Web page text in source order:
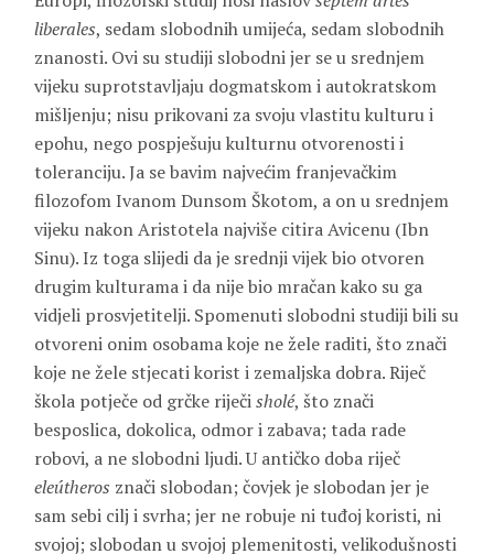
liberales, sedam slobodnih umijeća, sedam slobodnih
znanosti. Ovi su studiji slobodni jer se u srednjem
vijeku suprotstavljaju dogmatskom i autokratskom
mišljenju; nisu prikovani za svoju vlastitu kulturu i
epohu, nego pospješuju kulturnu otvorenosti i
toleranciju. Ja se bavim najvećim franjevačkim
filozofom Ivanom Dunsom Škotom, a on u srednjem
vijeku nakon Aristotela najviše citira Avicenu (Ibn
Sinu). Iz toga slijedi da je srednji vijek bio otvoren
drugim kulturama i da nije bio mračan kako su ga
vidjeli prosvjetitelji. Spomenuti slobodni studiji bili su
otvoreni onim osobama koje ne žele raditi, što znači
koje ne žele stjecati korist i zemaljska dobra. Riječ
škola potječe od grčke riječisholé, što znači
besposlica, dokolica, odmor i zabava; tada rade
robovi, a ne slobodni ljudi. U antičko doba riječ
eleútheros znači slobodan; čovjek je slobodan jer je
sam sebi cilj i svrha; jer ne robuje ni tuđoj koristi, ni
svojoj; slobodan u svojoj plemenitosti, velikodušnosti